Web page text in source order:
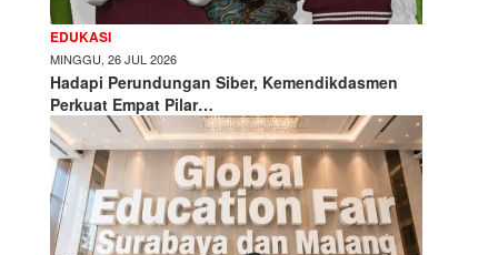
EDUKASI
MINGGU, 26 JUL 2026
Hadapi Perundungan Siber, Kemendikdasmen
Perkuat Empat Pilar…